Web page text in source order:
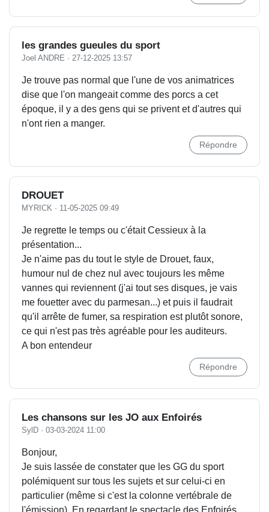
les grandes gueules du sport
Joel ANDRE · 27-12-2025 13:57
Je trouve pas normal que l'une de vos animatrices
dise que l'on mangeait comme des porcs a cet
époque, il y a des gens qui se privent et d'autres qui
n'ont rien a manger.
Répondre
DROUET
MYRICK · 11-05-2025 09:49
Je regrette le temps ou c'était Cessieux à la
présentation...
Je n'aime pas du tout le style de Drouet, faux,
humour nul de chez nul avec toujours les même
vannes qui reviennent (j'ai tout ses disques, je vais
me fouetter avec du parmesan...) et puis il faudrait
qu'il arrête de fumer, sa respiration est plutôt sonore,
ce qui n'est pas très agréable pour les auditeurs.
A bon entendeur
Répondre
Les chansons sur les JO aux Enfoirés
SylD · 03-03-2024 11:00
Bonjour,
Je suis lassée de constater que les GG du sport
polémiquent sur tous les sujets et sur celui-ci en
particulier (même si c'est la colonne vertébrale de
l'émission). En regardant le spectacle des Enfoirés